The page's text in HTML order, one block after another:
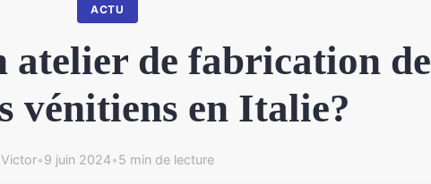
ACTU
atelier de fabrication de
vénitiens en Italie?
Victor•9 juin 2024•5 min de lecture